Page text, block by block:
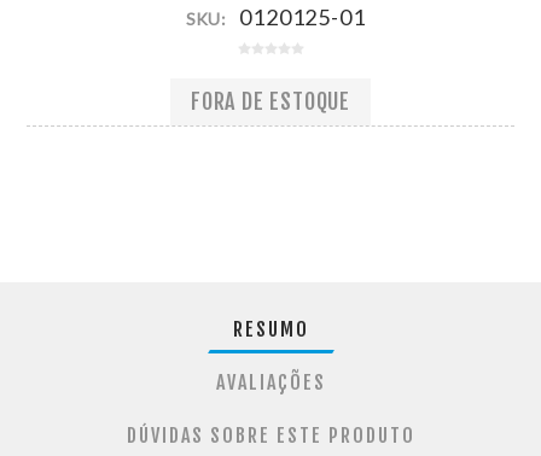
SKU: 0120125-01
FORA DE ESTOQUE
RESUMO
AVALIAÇÕES
DÚVIDAS SOBRE ESTE PRODUTO